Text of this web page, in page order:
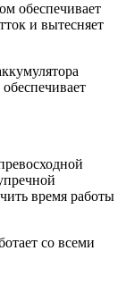
обеспечивает
и вытесняет
время работы
со всеми